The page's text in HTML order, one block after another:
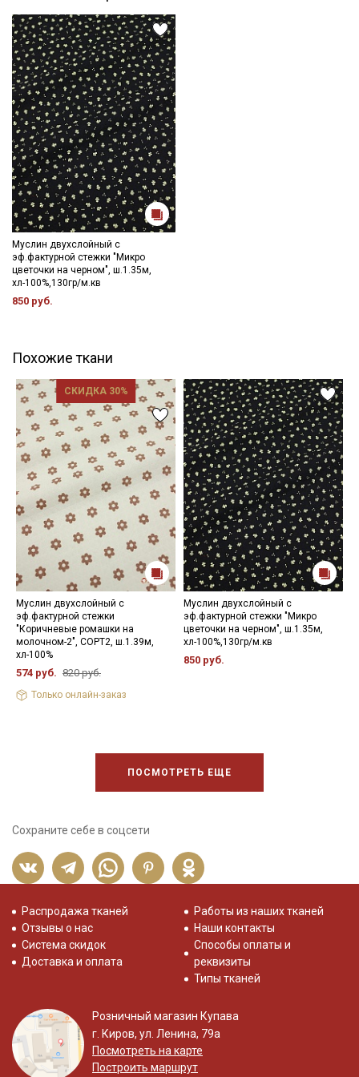
зависимости от партии.
Муслин двухслойный с
эф.фактурной стежки "Микро
цветочки на черном", ш.1.35м,
хл-100%,130гр/м.кв
850 руб.
Похожие ткани
СКИДКА 30%
Муслин двухслойный с
эф.фактурной стежки
"Коричневые ромашки на
молочном-2", СОРТ2, ш.1.39м,
хл-100%
574 руб. 820 руб.
Только онлайн-заказ
Муслин двухслойный с
эф.фактурной стежки "Микро
цветочки на черном", ш.1.35м,
хл-100%,130гр/м.кв
850 руб.
ПОСМОТРЕТЬ ЕЩЕ
Сохраните себе в соцсети
Распродажа тканей
Отзывы о нас
Система скидок
Доставка и оплата
Работы из наших тканей
Наши контакты
Способы оплаты и
реквизиты
Типы тканей
Розничный магазин Купава
г. Киров, ул. Ленина, 79а
Посмотреть на карте
Построить маршрут